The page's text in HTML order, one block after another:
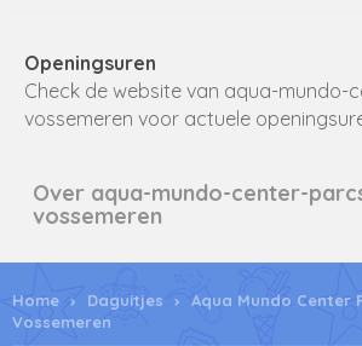
Openingsuren
Check de website van aqua-mundo-
vossemeren voor actuele
Over aqua-mundo-center-
vossemeren
Home Daguitjes
Aqua Mundo Center
Vossemeren